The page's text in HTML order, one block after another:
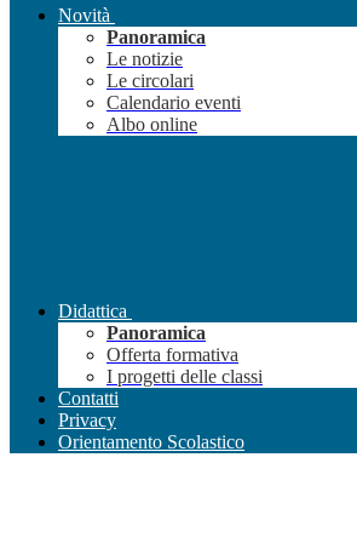
Novità
Panoramica
Le notizie
Le circolari
Calendario eventi
Albo online
Didattica
Panoramica
Offerta formativa
I progetti delle classi
Contatti
Privacy
Orientamento Scolastico